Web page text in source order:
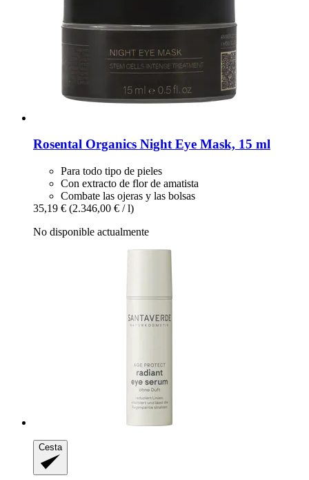
Rosental Organics Night Eye Mask, 15 ml
Para todo tipo de pieles
Con extracto de flor de amatista
Combate las ojeras y las bolsas
35,19 € (2.346,00 € / l)
No disponible actualmente
Cesta